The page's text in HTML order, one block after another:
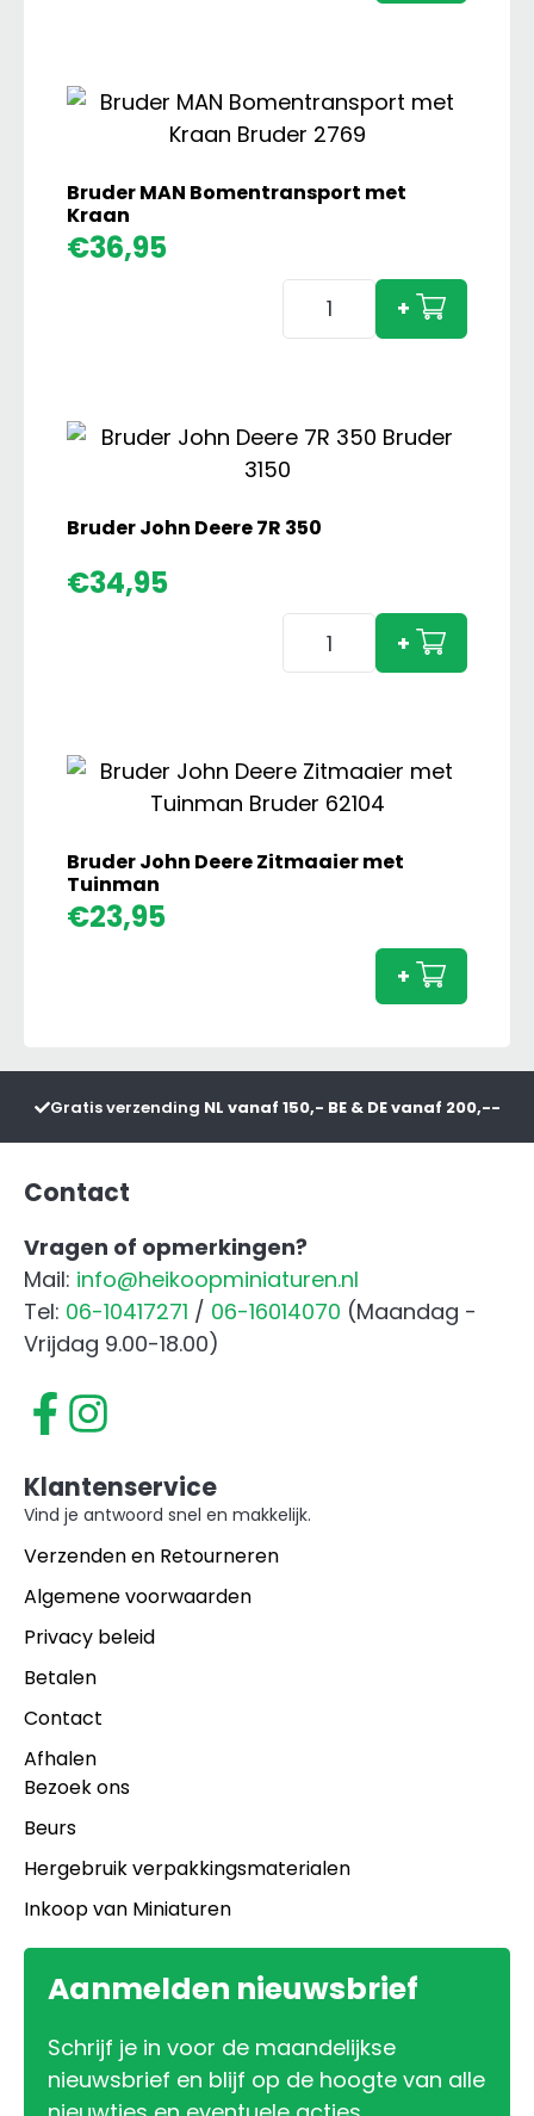
Bruder MAN Bomentransport met
Kraan
€36,95
Bruder
Kraan
aantal
+
Bruder John Deere 7R 350
€34,95
Bruder
John
350
aantal
+
Bruder John Deere Zitmaaier met
Tuinman
€23,95
aantal
+
Gratis verzending NL vanaf 150,- BE & DE vanaf 200,--
Contact
Vragen of opmerkingen?
Mail: info@heikoopminiaturen.nl
Tel: 06-10417271 / 06-16014070 (Maandag -
Vrijdag 9.00-18.00)
Klantenservice
Vind je antwoord snel en makkelijk.
Verzenden en Retourneren
Algemene voorwaarden
Privacy beleid
Betalen
Contact
Afhalen
Bezoek ons
Beurs
Hergebruik verpakkingsmaterialen
Inkoop van Miniaturen
Aanmelden nieuwsbrief
Schrijf je in voor de maandelijkse
nieuwsbrief en blijf op de hoogte van alle